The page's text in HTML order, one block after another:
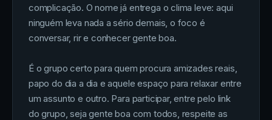
complicação. O nome já entrega o clima leve: aqui
ninguém leva nada a sério demais, o foco é
conversar, rir e conhecer gente boa.
É o grupo certo para quem procura amizades reais,
papo do dia a dia e aquele espaço para relaxar entre
um assunto e outro. Para participar, entre pelo link
do grupo, seja gente boa com todos, respeite as